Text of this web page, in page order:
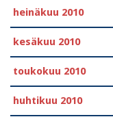
heinäkuu 2010
kesäkuu 2010
toukokuu 2010
huhtikuu 2010